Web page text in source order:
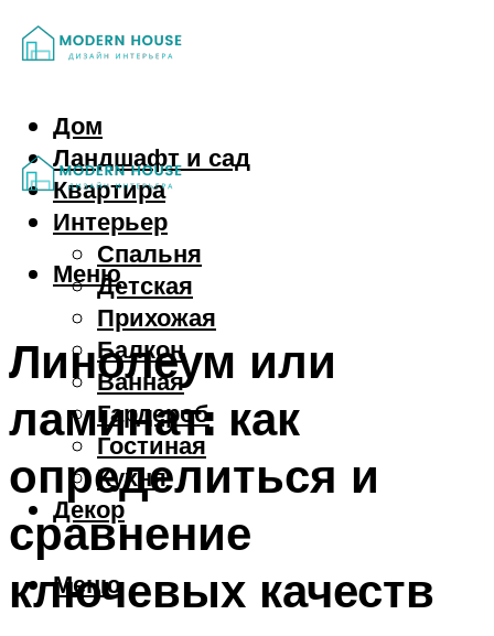
Дом
Ландшафт и сад
Квартира
Интерьер
Спальня
Детская
Прихожая
Балкон
Ванная
Гардероб
Гостиная
Кухня
Декор
Меню
Меню
Линолеум или
ламинат: как
определиться и
сравнение
ключевых качеств